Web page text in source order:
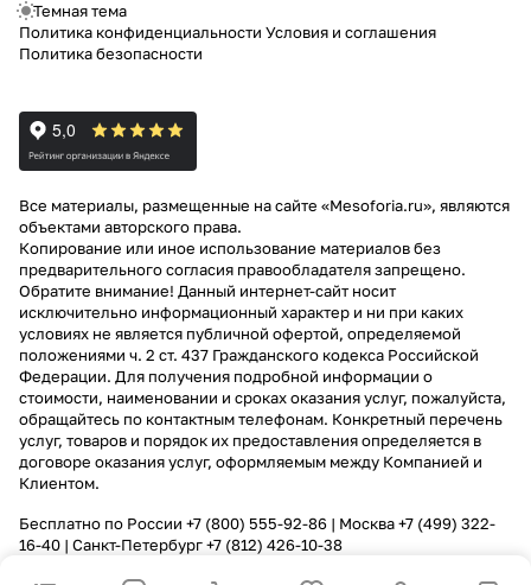
Темная тема
Политика конфиденциальности Условия и соглашения
Политика безопасности
Все материалы, размещенные на сайте «Mesoforia.ru», являются
объектами авторского права.
Копирование или иное использование материалов без
предварительного согласия правообладателя запрещено.
Обратите внимание! Данный интернет-сайт носит
исключительно информационный характер и ни при каких
условиях не является публичной офертой, определяемой
положениями ч. 2 ст. 437 Гражданского кодекса Российской
Федерации. Для получения подробной информации о
стоимости, наименовании и сроках оказания услуг, пожалуйста,
обращайтесь по контактным телефонам. Конкретный перечень
услуг, товаров и порядок их предоставления определяется в
договоре оказания услуг, оформляемым между Компанией и
Клиентом.
Бесплатно по России +7 (800) 555-92-86 | Москва+7 (499) 322-
16-40 | Санкт-Петербург+7 (812) 426-10-38